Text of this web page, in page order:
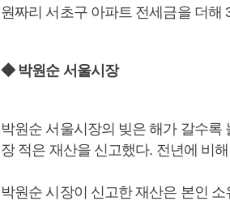
원짜리 서초구 아파트 전세금을 더해
◆ 박원순 서울시장
박원순 서울시장의 빚은 해가 갈수록
장 적은 재산을 신고했다. 전년에 비
박원순 시장이 신고한 재산은 본인